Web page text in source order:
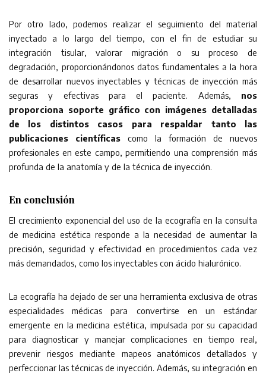
Por otro lado, podemos realizar el seguimiento del material
inyectado a lo largo del tiempo, con el fin de estudiar su
integración tisular, valorar migración o su proceso de
degradación, proporcionándonos datos fundamentales a la hora
de desarrollar nuevos inyectables y técnicas de inyección más
seguras y efectivas para el paciente. Además, nos
proporciona soporte gráfico con imágenes detalladas
de los distintos casos para respaldar tanto las
publicaciones científicas como la formación de nuevos
profesionales en este campo, permitiendo una comprensión más
profunda de la anatomía y de la técnica de inyección.
En conclusión
El crecimiento exponencial del uso de la ecografía en la consulta
de medicina estética responde a la necesidad de aumentar la
precisión, seguridad y efectividad en procedimientos cada vez
más demandados, como los inyectables con ácido hialurónico.
La ecografía ha dejado de ser una herramienta exclusiva de otras
especialidades médicas para convertirse en un estándar
emergente en la medicina estética, impulsada por su capacidad
para diagnosticar y manejar complicaciones en tiempo real,
prevenir riesgos mediante mapeos anatómicos detallados y
perfeccionar las técnicas de inyección. Además, su integración en